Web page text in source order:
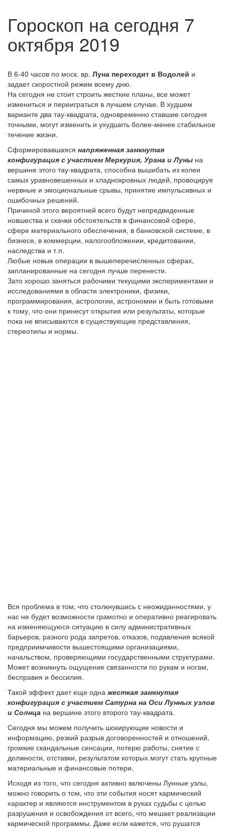
Гороскоп на сегодня 7
октября 2019
В 6-40 часов по моск. вр. Луна переходит в Водолей и
задает скоростной режим всему дню.
На сегодня не стоит строить жесткие планы, все может
измениться и переиграться в лучшем случае. В худшем
варианте два тау-квадрата, одновременно ставшие сегодня
точными, могут изменить и ухудшить более-менее стабильное
течение жизни.
Сформировавшаяся напряженная замкнутая
конфигурация с участием Меркурия, Урана и Луны на
вершине этого тау-квадрата, способна вышибать из колеи
самых уравновешенных и хладнокровных людей, провоцируя
нервные и эмоциональные срывы, принятие импульсивных и
ошибочных решений.
Причиной этого вероятней всего будут непредвиденные
новшества и скачки обстоятельств в финансовой сфере,
сфере материального обеспечения, в банковской системе, в
бизнесе, в коммерции, налогообложении, кредитовании,
наследства и т.п.
Любые новые операции в вышеперечисленных сферах,
запланированные на сегодня лучше перенести.
Зато хорошо заняться рабочими текущими экспериментами и
исследованиями в области электроники, физики,
программирования, астрологии, астрономии и быть готовыми
к тому, что они принесут открытия или результаты, которые
пока не вписываются в существующие представления,
стереотипы и нормы.
Вся проблема в том, что столкнувшись с неожиданностями, у
нас не будет возможности грамотно и оперативно реагировать
на изменяющуюся ситуацию в силу административных
барьеров, разного рода запретов, отказов, подавления всякой
предприимчивости вышестоящими организациями,
начальством, проверяющими государственными структурами.
Может возникнуть ощущение связанности по рукам и ногам,
бесправия и бессилия.
Такой эффект дает еще однажесткая замкнутая
конфигурация с участием Сатурна на Оси Лунных узлов
и Солнца на вершине этого второго тау-квадрата.
Сегодня мы можем получить шокирующие новости и
информацию, резкий разрыв договоренностей и отношений,
громкие скандальные сенсации, потерю работы, снятие с
должности, отставки, результатом которых могут стать крупные
материальные и финансовые потери.
Исходя из того, что сегодня активно включены Лунные узлы,
можно говорить о том, что эти события носят кармический
характер и являются инструментом в руках судьбы с целью
разрушения и освобождения от всего, что мешает реализации
кармической программы. Даже если кажется, что рушатся